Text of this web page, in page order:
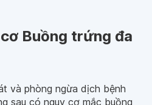
Buồng trứng đa
và phòng ngừa dịch bệnh
sau có nguy cơ mắc buồng